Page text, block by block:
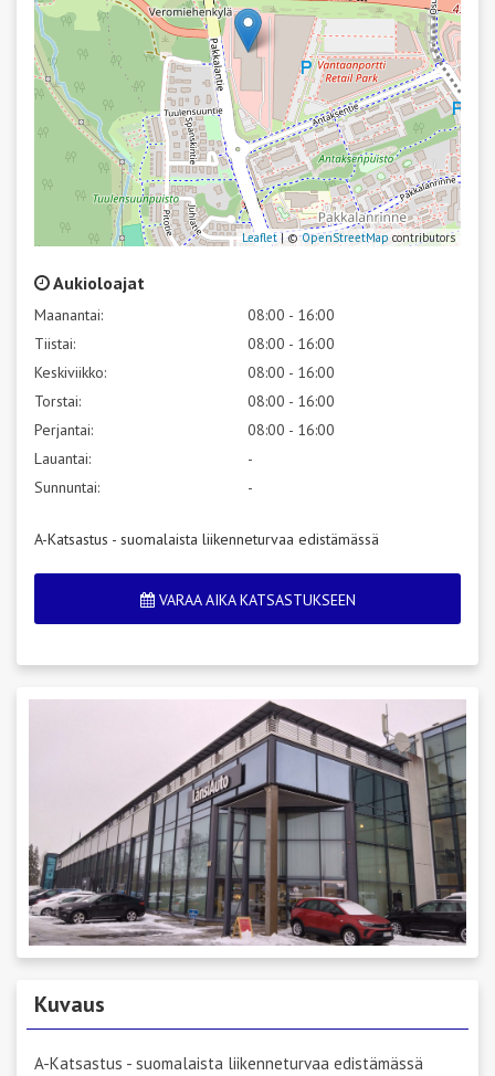
Leaflet| ©OpenStreetMap contributors
Aukioloajat
Maanantai:
08:00 - 16:00
Tiistai:
08:00 - 16:00
Keskiviikko:
08:00 - 16:00
Torstai:
08:00 - 16:00
Perjantai:
08:00 - 16:00
Lauantai:
-
Sunnuntai:
-
A-Katsastus - suomalaista liikenneturvaa edistämässä
VARAA AIKA KATSASTUKSEEN
Kuvaus
A-Katsastus - suomalaista liikenneturvaa edistämässä